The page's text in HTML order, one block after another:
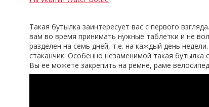
Такая бутылка заинтересует вас с первого
вам во время принимать нужные таблетки и не
разделен на семь дней, т.е. на каждый день
стаканчик. Особенно незаменимой такая бутылка
Вы ее можете закрепить на ремне, раме